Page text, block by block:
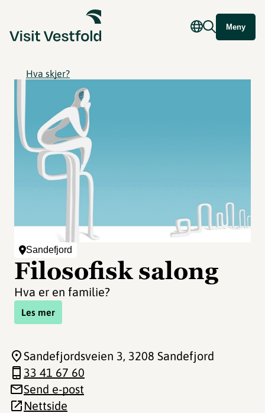
Meny
Hva skjer?
Sandefjord
Filosofisk salong
Hva er en familie?
Les mer
Sandefjordsveien 3, 3208 Sandefjord
33 41 67 60
Send e-post
Nettside